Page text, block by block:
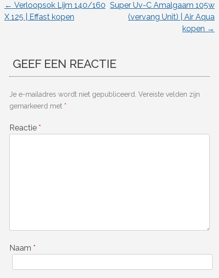
Berichtnavigatie
← Verloopsok Lijm 140/160
X 125 | Effast kopen
Super Uv-C Amalgaam 105w
(vervang Unit) | Air Aqua
kopen →
GEEF EEN REACTIE
Je e-mailadres wordt niet gepubliceerd. Vereiste velden zijn
gemarkeerd met *
Reactie *
Naam *